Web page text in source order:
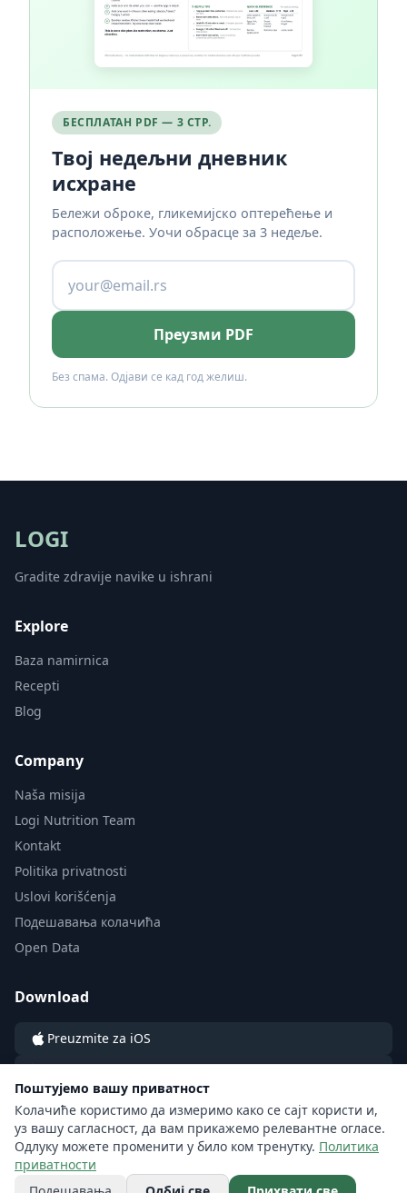
БЕСПЛАТАН PDF — 3 СТР.
Твој недељни дневник
исхране
Бележи оброке, гликемијско оптерећење и
расположење. Уочи обрасце за 3 недеље.
Преузми PDF
Без спама. Одјави се кад год желиш.
LOGI
Gradite zdravije navike u ishrani
Explore
Baza namirnica
Recepti
Blog
Company
Naša misija
Logi Nutrition Team
Kontakt
Politika privatnosti
Uslovi korišćenja
Подешавања колачића
Open Data
Download
Preuzmite za iOS
Preuzmite za Android
© 2026 LOGI by LOGI Labs sp. z o.o. All rights reserved.
Поштујемо вашу приватност
Колачиће користимо да измеримо како се сајт користи и,
уз вашу сагласност, да вам прикажемо релевантне огласе.
Одлуку можете променити у било ком тренутку. Политика
приватности